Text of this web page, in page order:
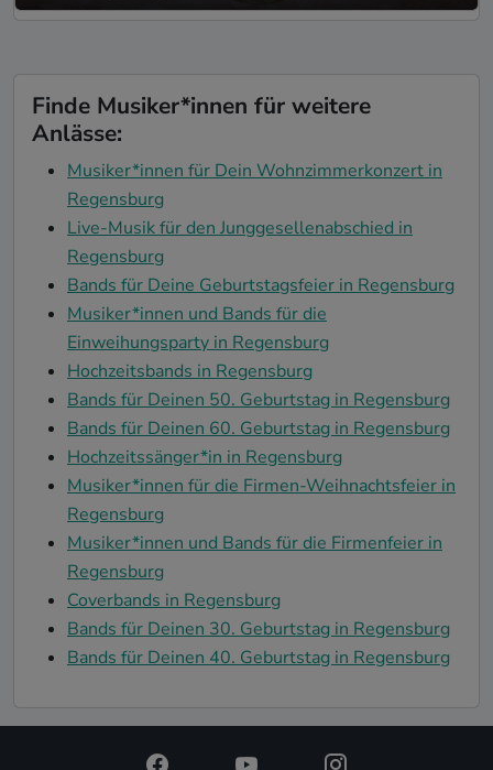
Finde Musiker*innen für weitere
Anlässe:
Musiker*innen für Dein Wohnzimmerkonzert in
Regensburg
Live-Musik für den Junggesellenabschied in
Regensburg
Bands für Deine Geburtstagsfeier in Regensburg
Musiker*innen und Bands für die
Einweihungsparty in Regensburg
Hochzeitsbands in Regensburg
Bands für Deinen 50. Geburtstag in Regensburg
Bands für Deinen 60. Geburtstag in Regensburg
Hochzeitssänger*in in Regensburg
Musiker*innen für die Firmen-Weihnachtsfeier in
Regensburg
Musiker*innen und Bands für die Firmenfeier in
Regensburg
Coverbands in Regensburg
Bands für Deinen 30. Geburtstag in Regensburg
Bands für Deinen 40. Geburtstag in Regensburg